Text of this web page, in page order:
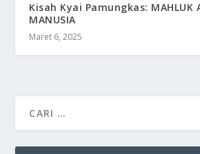
Kisah Kyai Pamungkas: MAHLUK
MANUSIA
Maret 6, 2025